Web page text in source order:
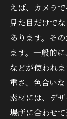
えば、カメラ
見た目だけで
あります。そ
ます。一般的
などが使われ
重さ、色合い
素材には、デ
場所に合わせ